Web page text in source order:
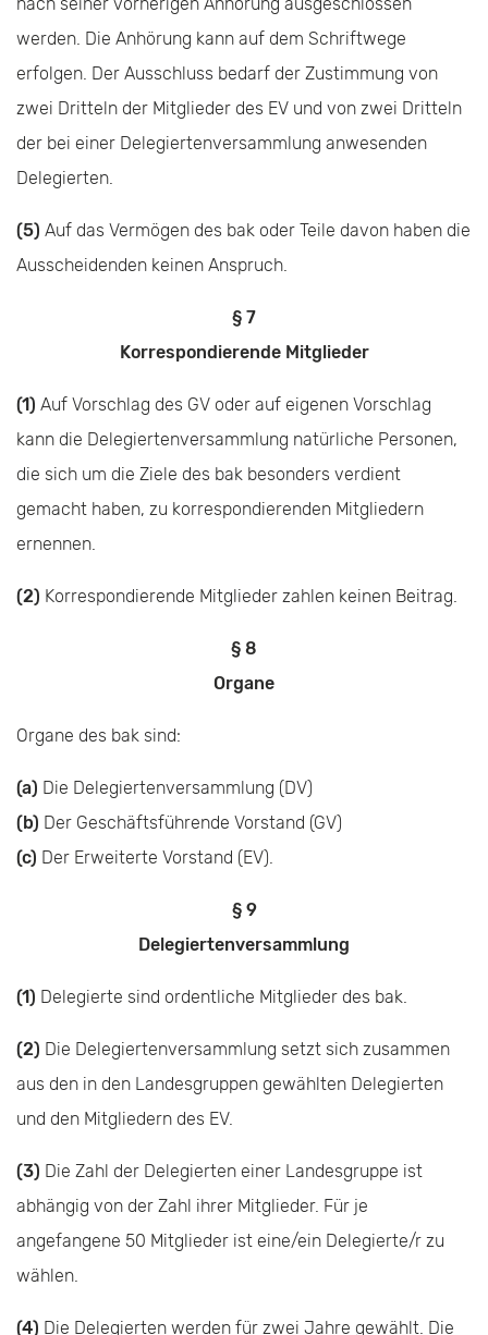
werden. Die Anhörung kann auf dem Schriftwege
erfolgen. Der Ausschluss bedarf der Zustimmung von
zwei Dritteln der Mitglieder des EV und von zwei Dritteln
der bei einer Delegiertenversammlung anwesenden
Delegierten.
(5) Auf das Vermögen des bak oder Teile davon haben die
Ausscheidenden keinen Anspruch.
§ 7
Korrespondierende Mitglieder
(1) Auf Vorschlag des GV oder auf eigenen Vorschlag
kann die Delegiertenversammlung natürliche Personen,
die sich um die Ziele des bak besonders verdient
gemacht haben, zu korrespondierenden Mitgliedern
ernennen.
(2) Korrespondierende Mitglieder zahlen keinen Beitrag.
§ 8
Organe
Organe des bak sind:
(a) Die Delegiertenversammlung (DV)
(b) Der Geschäftsführende Vorstand (GV)
(c) Der Erweiterte Vorstand (EV).
§ 9
Delegiertenversammlung
(1) Delegierte sind ordentliche Mitglieder des bak.
(2) Die Delegiertenversammlung setzt sich zusammen
aus den in den Landesgruppen gewählten Delegierten
und den Mitgliedern des EV.
(3) Die Zahl der Delegierten einer Landesgruppe ist
abhängig von der Zahl ihrer Mitglieder. Für je
angefangene 50 Mitglieder ist eine/ein Delegierte/r zu
wählen.
(4) Die Delegierten werden für zwei Jahre gewählt. Die